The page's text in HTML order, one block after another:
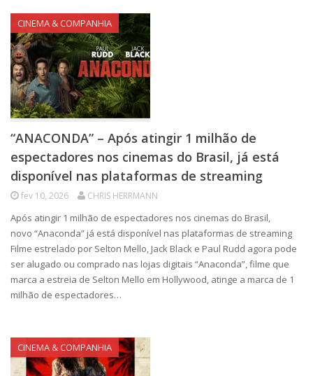
CINEMA & COMPANHIA
“ANACONDA” – Após atingir 1 milhão de
espectadores nos cinemas do Brasil, já está
disponível nas plataformas de streaming
fev 10, 2026 CHRIS HERRMANN
Após atingir 1 milhão de espectadores nos cinemas do Brasil,
novo “Anaconda” já está disponível nas plataformas de streaming
Filme estrelado por Selton Mello, Jack Black e Paul Rudd agora pode
ser alugado ou comprado nas lojas digitais “Anaconda”, filme que
marca a estreia de Selton Mello em Hollywood, atinge a marca de 1
milhão de espectadores…
CINEMA & COMPANHIA